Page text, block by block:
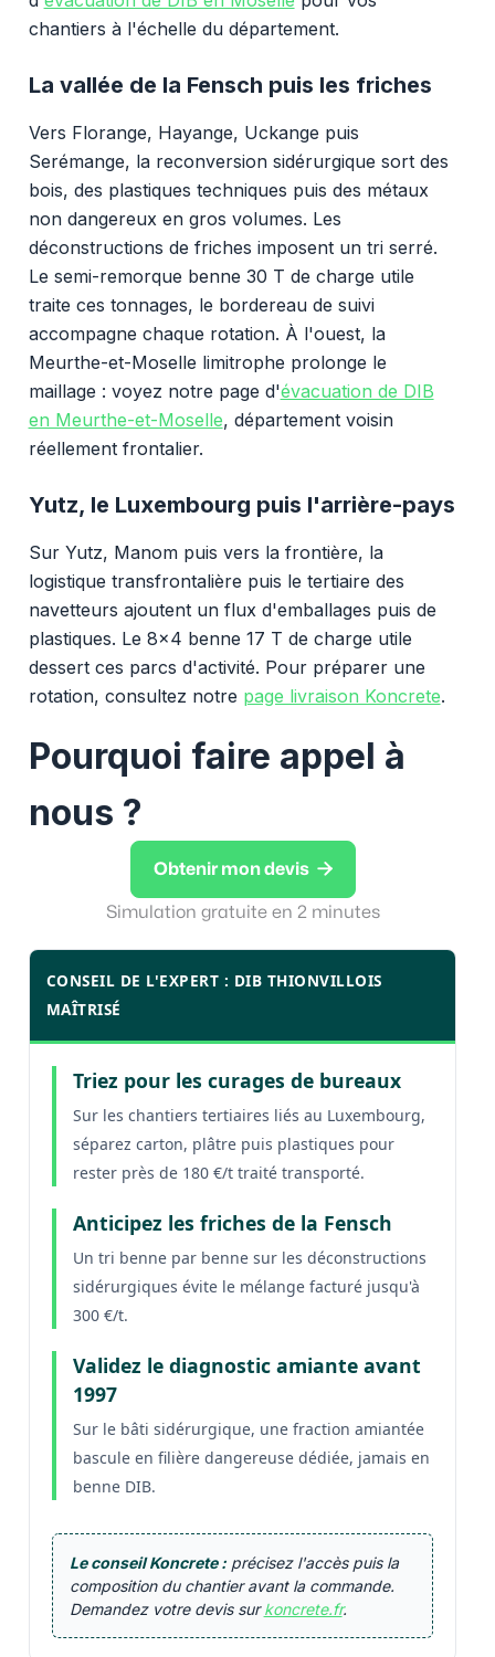
chantiers à l'échelle du département.
La vallée de la Fensch puis les friches
Vers Florange, Hayange, Uckange puis
Serémange, la reconversion sidérurgique sort des
bois, des plastiques techniques puis des métaux
non dangereux en gros volumes. Les
déconstructions de friches imposent un tri serré.
Le semi-remorque benne 30 T de charge utile
traite ces tonnages, le bordereau de suivi
accompagne chaque rotation. À l'ouest, la
Meurthe-et-Moselle limitrophe prolonge le
maillage : voyez notre page d'évacuation de DIB
en Meurthe-et-Moselle, département voisin
réellement frontalier.
Yutz, le Luxembourg puis l'arrière-pays
Sur Yutz, Manom puis vers la frontière, la
logistique transfrontalière puis le tertiaire des
navetteurs ajoutent un flux d'emballages puis de
plastiques. Le 8x4 benne 17 T de charge utile
dessert ces parcs d'activité. Pour préparer une
rotation, consultez notre page livraison Koncrete.
Pourquoi faire appel à
nous ?
Obtenir mon devis 
Simulation gratuite en 2 minutes
CONSEIL DE L'EXPERT : DIB THIONVILLOIS
MAÎTRISÉ
Triez pour les curages de bureaux
Sur les chantiers tertiaires liés au Luxembourg,
séparez carton, plâtre puis plastiques pour
rester près de 180 €/t traité transporté.
Anticipez les friches de la Fensch
Un tri benne par benne sur les déconstructions
sidérurgiques évite le mélange facturé jusqu'à
300 €/t.
Validez le diagnostic amiante avant
1997
Sur le bâti sidérurgique, une fraction amiantée
bascule en filière dangereuse dédiée, jamais en
benne DIB.
Le conseil Koncrete :précisez l'accès puis la
composition du chantier avant la commande.
Demandez votre devis surkoncrete.fr.